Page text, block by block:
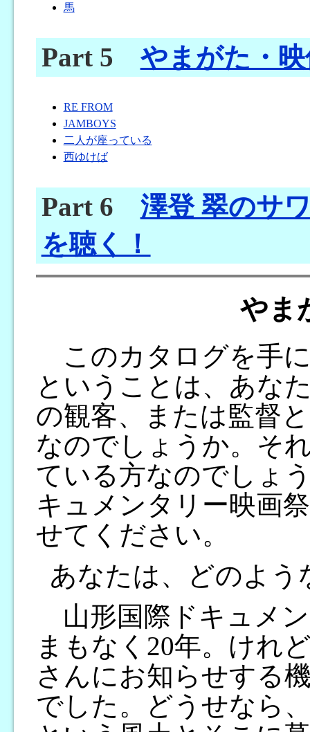
馬
Part 5 やまがた・
RE FROM
JAMBOYS
二人が座っている
西ゆけば
Part 6 澤登 翠のサ
を聴く！
やま
このカタログを手
ということは、あな
の観客、または監督
なのでしょうか。そ
ている方なのでしょ
キュメンタリー映画
せてください。
あなたは、どのよう
山形国際ドキュメ
まもなく20年。けれ
さんにお知らせする
でした。どうせなら